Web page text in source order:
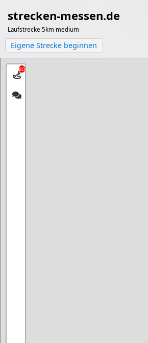
strecken-messen.de
Laufstrecke 5km medium
Eigene Strecke beginnen
80